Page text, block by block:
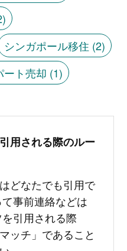
シンガポール移住 (2)
ート売却 (1)
用される際のルー
どなたでも引用で
事前連絡などは
引用される際
ッチ」であること